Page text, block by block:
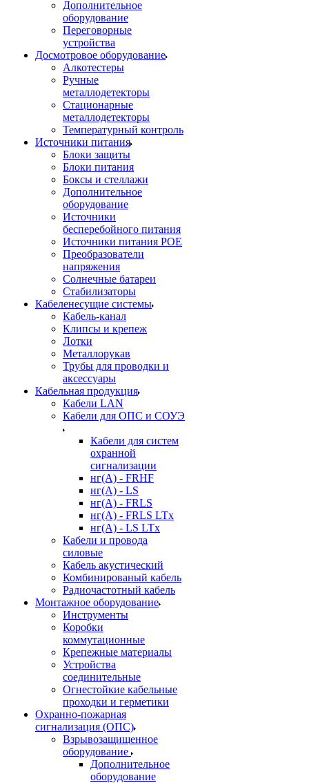
Дополнительное
оборудование
Переговорные
устройства
Досмотровое оборудование
Алкотестеры
Ручные
металлодетекторы
Стационарные
металлодетекторы
Температурный контроль
Источники питания
Блоки защиты
Блоки питания
Боксы и стеллажи
Дополнительное
оборудование
Источники
бесперебойного питания
Источники питания POE
Преобразователи
напряжения
Солнечные батареи
Стабилизаторы
Кабеленесущие системы
Кабель-канал
Клипсы и крепеж
Лотки
Металлорукав
Трубы для проводки и
аксессуары
Кабельная продукция
Кабели LAN
Кабели для ОПС и СОУЭ
Кабели для систем
охранной
сигнализации
нг(A) - FRHF
нг(A) - LS
нг(А) - FRLS
нг(А) - FRLS LTx
нг(А) - LS LTx
Кабели и провода
силовые
Кабель акустический
Комбинированый кабель
Радиочастотный кабель
Монтажное оборудование
Инструменты
Коробки
коммутационные
Крепежные материалы
Устройства
соединительные
Огнестойкие кабельные
проходки и герметики
Охранно-пожарная
сигнализация (ОПС)
Взрывозащищенное
оборудование
Дополнительное
оборудование